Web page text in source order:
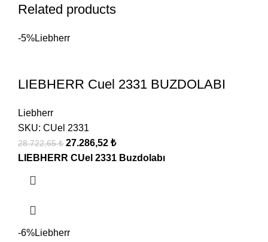
Related products
-5%Liebherr
LIEBHERR Cuel 2331 BUZDOLABI
Liebherr
SKU: CUel 2331
28.722,65₺ 27.286,52 ₺
LIEBHERR CUel 2331 Buzdolabı
-6%Liebherr